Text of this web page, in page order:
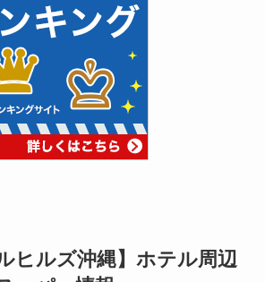
ヒルズ沖縄】ホテル周辺